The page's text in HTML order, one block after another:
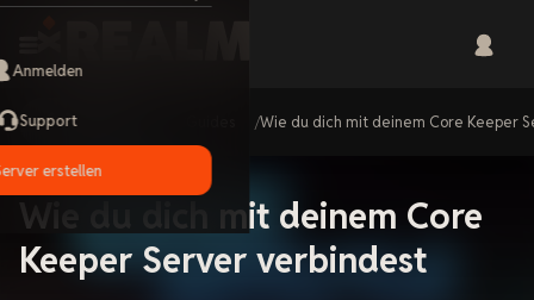
Anmelden
Support
erstellen
Wie du dich mit deinem Core Keeper
Wie du dich mit deinem Core
Keeper Server verbindest